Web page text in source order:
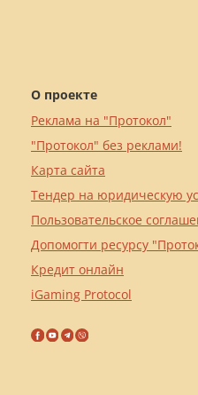
О проекте
Реклама на "Протокол"
"Протокол" без реклами!
Карта сайта
Тендер на юридическую
Пользовательское
Допомогти ресурсу
Кредит онлайн
iGaming Protocol